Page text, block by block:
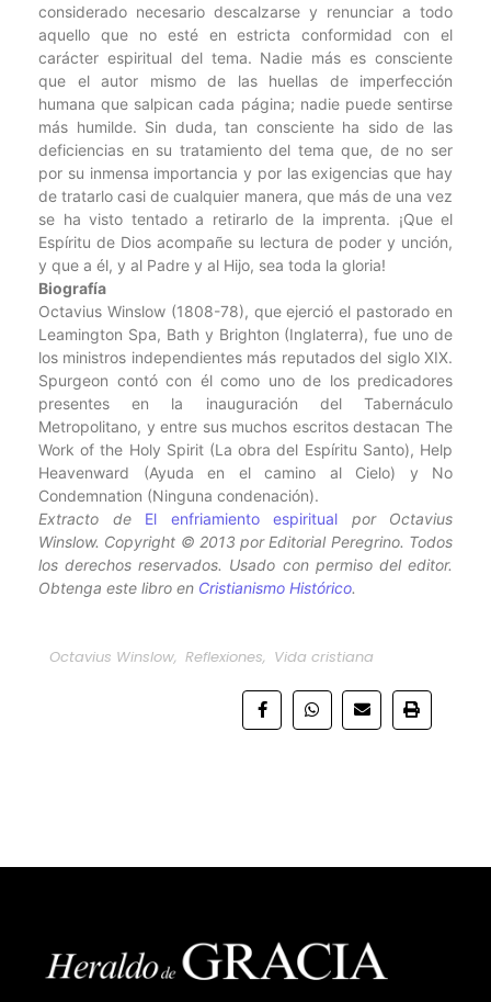
considerado necesario descalzarse y renunciar a todo
aquello que no esté en estricta conformidad con el
carácter espiritual del tema. Nadie más es consciente
que el autor mismo de las huellas de imperfección
humana que salpican cada página; nadie puede sentirse
más humilde. Sin duda, tan consciente ha sido de las
deficiencias en su tratamiento del tema que, de no ser
por su inmensa importancia y por las exigencias que hay
de tratarlo casi de cualquier manera, que más de una vez
se ha visto tentado a retirarlo de la imprenta. ¡Que el
Espíritu de Dios acompañe su lectura de poder y unción,
y que a él, y al Padre y al Hijo, sea toda la gloria!
Biografía
Octavius Winslow (1808-78), que ejerció el pastorado en
Leamington Spa, Bath y Brighton (Inglaterra), fue uno de
los ministros independientes más reputados del siglo XIX.
Spurgeon contó con él como uno de los predicadores
presentes en la inauguración del Tabernáculo
Metropolitano, y entre sus muchos escritos destacan The
Work of the Holy Spirit (La obra del Espíritu Santo), Help
Heavenward (Ayuda en el camino al Cielo) y No
Condemnation (Ninguna condenación).
Extracto de El enfriamiento espiritual
por Octavius
Winslow. Copyright © 2013 por Editorial Peregrino. Todos
los derechos reservados. Usado con permiso del editor.
Obtenga este libro en Cristianismo Histórico.
Octavius Winslow, Reflexiones, Vida cristiana